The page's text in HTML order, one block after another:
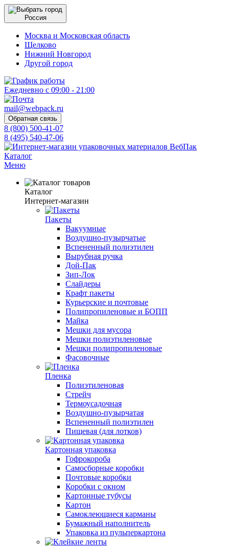
Россия
Москва и Московская область
Щелково
Нижний Новгород
Другой город
Ежедневно с 09:00 - 21:00
mail@webpack.ru
Обратная связь
8 (800) 500-41-07
8 (495) 540-47-06
Каталог
Меню
Каталог
Интернет-магазин
Пакеты
Вакуумные
Воздушно-пузырчатые
Вспененный полиэтилен
Вырубная ручка
Дой-Пак
Зип-Лок
Слайдеры
Крафт пакеты
Курьерские и почтовые
Полипропиленовые и БОПП
Майка
Мешки для мусора
Мешки полиэтиленовые
Мешки полипропиленовые
Фасовочные
Пленка
Полиэтиленовая
Стрейч
Термоусадочная
Воздушно-пузырчатая
Вспененный полиэтилен
Пищевая (для лотков)
Картонная упаковка
Гофрокороба
Самосборные коробки
Почтовые коробки
Коробки с окном
Картонные тубусы
Картон
Самоклеющиеся карманы
Бумажный наполнитель
Упаковка из пульперкартона